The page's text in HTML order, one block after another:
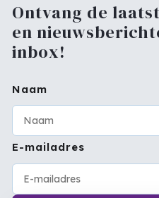
Ontvang de
en
inbox!
Naam
E-mailadres